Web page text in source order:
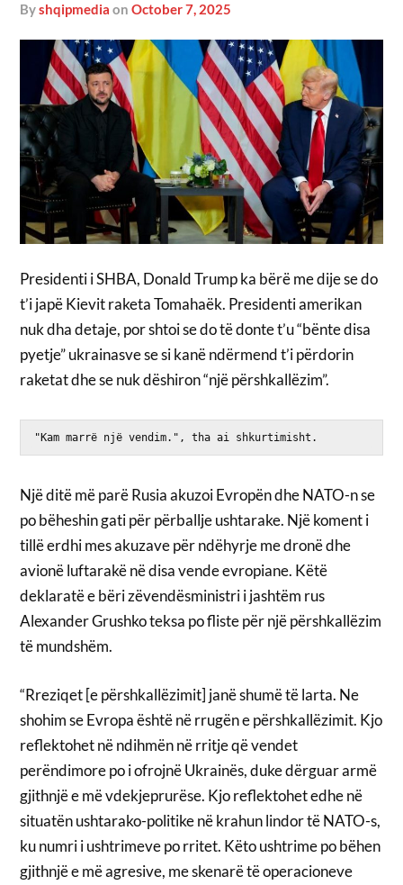
byshqipmedia onOctober 7, 2025
Presidenti i SHBA, Donald Trump ka bërë me dije se do
t’i japë Kievit raketa Tomahaëk. Presidenti amerikan
nuk dha detaje, por shtoi se do të donte t’u “bënte disa
pyetje” ukrainasve se si kanë ndërmend t’i përdorin
raketat dhe se nuk dëshiron “një përshkallëzim”.
"Kam marrë një vendim.", tha ai shkurtimisht.
Një ditë më parë Rusia akuzoi Evropën dhe NATO-n se
po bëheshin gati për përballje ushtarake. Një koment i
tillë erdhi mes akuzave për ndëhyrje me dronë dhe
avionë luftarakë në disa vende evropiane. Këtë
deklaratë e bëri zëvendësministri i jashtëm rus
Alexander Grushko teksa po fliste për një përshkallëzim
të mundshëm.
“Rreziqet [e përshkallëzimit] janë shumë të larta. Ne
shohim se Evropa është në rrugën e përshkallëzimit. Kjo
reflektohet në ndihmën në rritje që vendet
perëndimore po i ofrojnë Ukrainës, duke dërguar armë
gjithnjë e më vdekjeprurëse. Kjo reflektohet edhe në
situatën ushtarako-politike në krahun lindor të NATO-s,
ku numri i ushtrimeve po rritet. Këto ushtrime po bëhen
gjithnjë e më agresive, me skenarë të operacioneve